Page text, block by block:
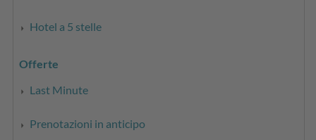
Hotel a 5 stelle
Offerte
Last Minute
Prenotazioni in anticipo